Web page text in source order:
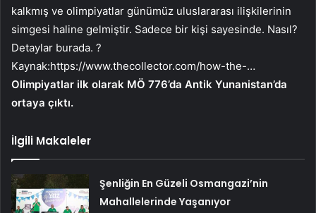
kalkmış ve olimpiyatlar günümüz uluslararası ilişkilerinin
simgesi haline gelmiştir. Sadece bir kişi sayesinde. Nasıl?
Detaylar burada. ?
Kaynak:https://www.thecollector.com/how-the-…
Olimpiyatlar ilk olarak MÖ 776’da Antik Yunanistan’da
ortaya çıktı.
İlgili Makaleler
Şenliğin En Güzeli Osmangazi’nin
Mahallelerinde Yaşanıyor